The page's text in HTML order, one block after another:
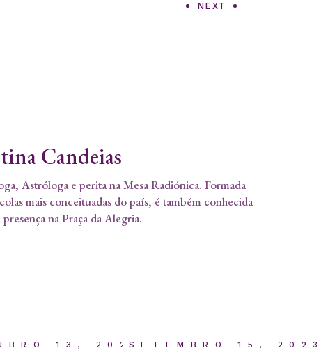
NEXT
Candeias
Astróloga e perita na Mesa Radiónica. Formada
mais conceituadas do país, é também conhecida
presença na Praça da Alegria.
13, 2023SETEMBRO 15, 2023